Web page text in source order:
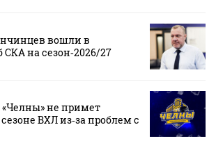
вошли в
на сезон‑2026/27
не примет
ВХЛ из‑за проблем с